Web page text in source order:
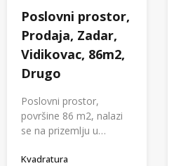
Poslovni prostor,
Prodaja, Zadar,
Vidikovac, 86m2,
Drugo
Poslovni prostor,
površine 86 m2, nalazi
se na prizemlju u…
Kvadratura